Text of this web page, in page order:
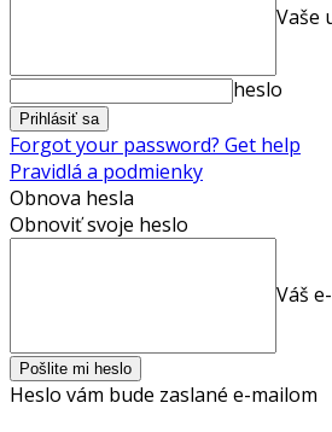
Vaše
heslo
Forgot your password? Get help
Pravidlá a podmienky
Obnova hesla
Obnoviť svoje heslo
Váš
Heslo vám bude zaslané e-mailom